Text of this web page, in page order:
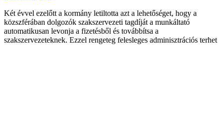
Két évvel ezelőtt a kormány letiltotta azt a lehetőséget, hogy a
közszférában dolgozók szakszervezeti tagdíját a munkáltató
automatikusan levonja a fizetésből és továbbítsa a
szakszervezeteknek. Ezzel rengeteg felesleges adminisztrációs terhet